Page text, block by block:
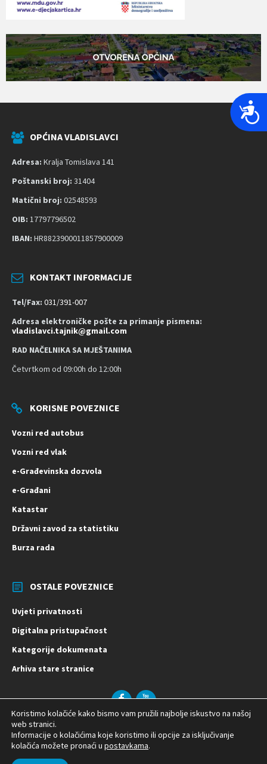
P
r
OPĆINA VLADISLAVCI
Adresa: Kralja Tomislava 141
Poštanski broj: 31404
Matični broj: 02548593
OIB: 17797796502
IBAN: HR8823900011857900009
KONTAKT INFORMACIJE
Tel/Fax: 031/391-007
Adresa elektroničke pošte za primanje pismena:
vladislavci.tajnik@gmail.com
RAD NAČELNIKA SA MJEŠTANIMA
Četvrtkom od 09:00h do 12:00h
KORISNE POVEZNICE
Vozni red autobus
Vozni red vlak
e-Građevinska dozvola
e-Građani
Katastar
Državni zavod za statistiku
Burza rada
OSTALE POVEZNICE
Uvjeti privatnosti
Digitalna pristupačnost
Kategorije dokumenata
Arhiva stare stranice
FacebookYouTube
© 2026 Općina Vladislavci | Izrada:
Koristimo kolačiće kako bismo vam pružili najbolje iskustvo na našoj
web stranici.
Informacije o kolačićima koje koristimo ili opcije za isključivanje
kolačića možete pronaći u postavkama.